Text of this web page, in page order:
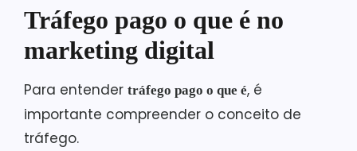
Tráfego pago o que é no
marketing digital
Para entender tráfego pago o que é, é
importante compreender o conceito de
tráfego.